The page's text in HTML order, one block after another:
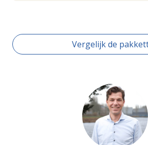
Vergelijk de